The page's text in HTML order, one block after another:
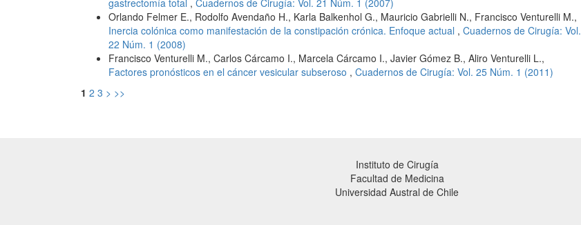
gastrectomía total , Cuadernos de Cirugía: Vol. 21 Núm. 1 (2007)
Orlando Felmer E., Rodolfo Avendaño H., Karla Balkenhol G., Mauricio Gabrielli N., Francisco Venturelli M.,
Inercia colónica como manifestación de la constipación crónica. Enfoque actual , Cuadernos de Cirugía: Vol.
22 Núm. 1 (2008)
Francisco Venturelli M., Carlos Cárcamo I., Marcela Cárcamo I., Javier Gómez B., Aliro Venturelli L.,
Factores pronósticos en el cáncer vesicular subseroso , Cuadernos de Cirugía: Vol. 25 Núm. 1 (2011)
1 2 3 > >>
Instituto de Cirugía
Facultad de Medicina
Universidad Austral de Chile